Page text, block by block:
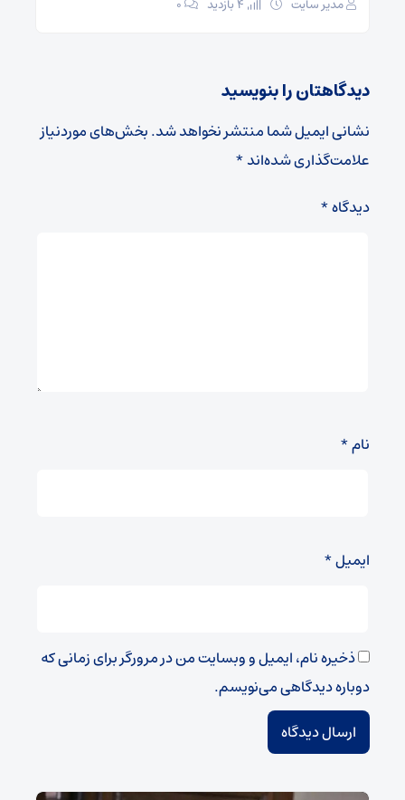
مدیر سایت ۰
دیدگاهتان را بنویسید
نشانی ایمیل شما منتشر نخواهد شد.بخش‌های موردنیاز
علامت‌گذاری شده‌اند*
دیدگاه*
نام*
ایمیل*
ذخیره نام، ایمیل و وبسایت من در مرورگر برای زمانی که
دوباره دیدگاهی می‌نویسم.